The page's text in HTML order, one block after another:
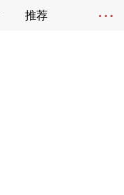
推荐